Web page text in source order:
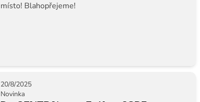
místo! Blahopřejeme!
20/8/2025
Novinka